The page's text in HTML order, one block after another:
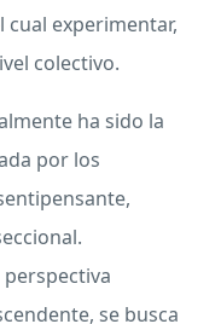
cual experimentar,
colectivo.
ha sido la
por los
se busca